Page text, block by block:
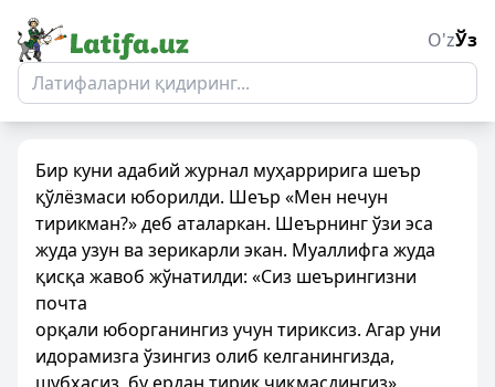
O'zЎз
Бир куни адабий журнал муҳарририга шеър
қўлёзмаси юборилди. Шеър «Мен нечун
тирикман?» деб аталаркан. Шеърнинг ўзи эса
жуда узун ва зерикарли экан. Муаллифга жуда
қисқа жавоб жўнатилди: «Сиз шеърингизни
почта
орқали юборганингиз учун тириксиз. Агар уни
идорамизга ўзингиз олиб келганингизда,